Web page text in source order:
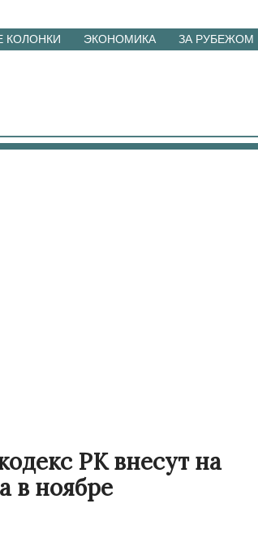
КОЛОНКИ ЭКОНОМИКА ЗА РУБЕЖОМ
РК внесут на
в ноябре